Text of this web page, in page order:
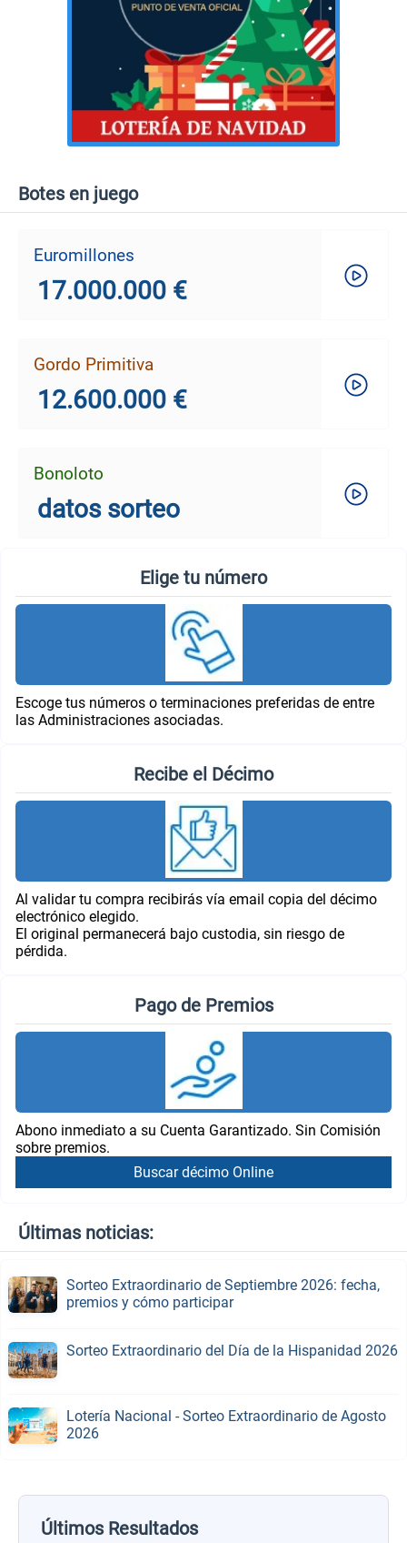
Botes en juego
Euromillones
17.000.000 €
Gordo Primitiva
12.600.000 €
Bonoloto
datos sorteo
Elige tu número
Escoge tus números o terminaciones preferidas de entre
las Administraciones asociadas.
Recibe el Décimo
Al validar tu compra recibirás vía email copia del décimo
electrónico elegido.
El original permanecerá bajo custodia, sin riesgo de
pérdida.
Pago de Premios
Abono inmediato a su Cuenta Garantizado. Sin Comisión
sobre premios.
Buscar décimo Online
Últimas noticias:
Sorteo Extraordinario de Septiembre 2026: fecha,
premios y cómo participar
Sorteo Extraordinario del Día de la Hispanidad 2026
Lotería Nacional - Sorteo Extraordinario de Agosto
2026
Últimos Resultados